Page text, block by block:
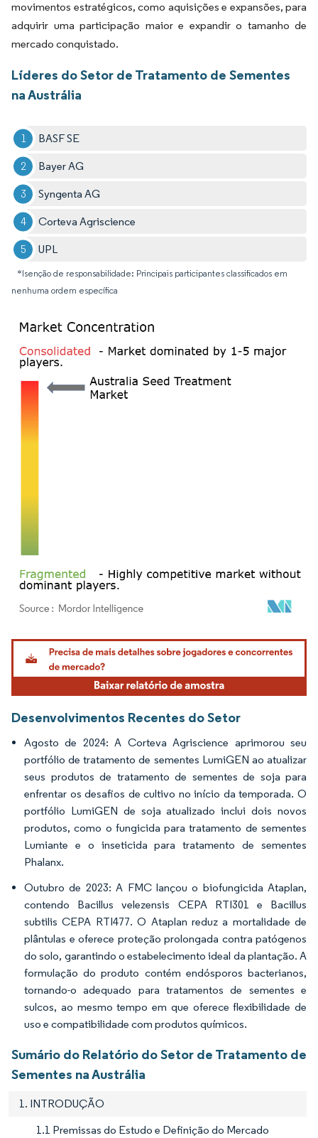
movimentos estratégicos, como aquisições e expansões, para
adquirir uma participação maior e expandir o tamanho de
mercado conquistado.
Líderes do Setor de Tratamento de Sementes
na Austrália
BASF SE
Bayer AG
Syngenta AG
Corteva Agriscience
UPL
*Isenção de responsabilidade: Principais participantes classificados em
nenhuma ordem específica
Imagem © Mordor Intelligence. O reuso requer atribuição conforme CC BY 4.0.
Desenvolvimentos Recentes do Setor
Agosto de 2024: A Corteva Agriscience aprimorou seu
portfólio de tratamento de sementes LumiGEN ao atualizar
seus produtos de tratamento de sementes de soja para
enfrentar os desafios de cultivo no início da temporada. O
portfólio LumiGEN de soja atualizado inclui dois novos
produtos, como o fungicida para tratamento de sementes
Lumiante e o inseticida para tratamento de sementes
Phalanx.
Outubro de 2023: A FMC lançou o biofungicida Ataplan,
contendo Bacillus velezensis CEPA RTI301 e Bacillus
subtilis CEPA RTI477. O Ataplan reduz a mortalidade de
plântulas e oferece proteção prolongada contra patógenos
do solo, garantindo o estabelecimento ideal da plantação. A
formulação do produto contém endósporos bacterianos,
tornando-o adequado para tratamentos de sementes e
sulcos, ao mesmo tempo em que oferece flexibilidade de
uso e compatibilidade com produtos químicos.
Sumário do Relatório do Setor de Tratamento de
Sementes na Austrália
1. INTRODUÇÃO
1.1 Premissas do Estudo e Definição do Mercado